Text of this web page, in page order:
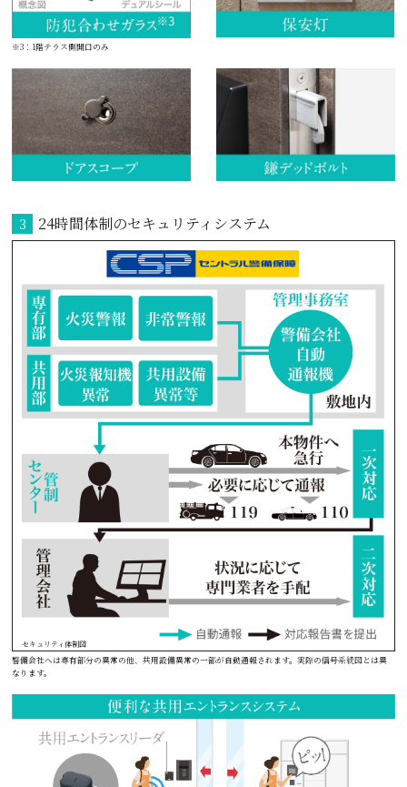
※3：1階テラス側開口のみ
3 24時間体制のセキュリティシステム
セキュリティ体制図
警備会社へは専有部分の異常の他、共用設備異常の一部が自動通報されます。実際の信号系統図とは異
なります。